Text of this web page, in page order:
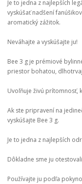
Je to jedna z najlepších
vyskúšať nadšení
aromatický zážitok.
Neváhajte a vyskúšajte ju!
Bee 3 g je prémiové
priestor bohatou,
Uvoľňuje živú prítomnosť,
Ak ste pripravení na
vyskúšajte Bee 3 g.
Je to jedna z najlepších
Dôkladne sme ju
Používajte ju podľa